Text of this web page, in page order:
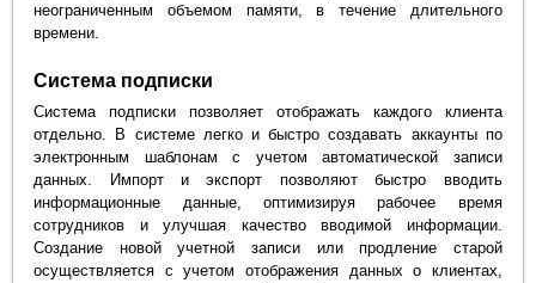
неограниченным объемом памяти, в течение длительного
времени.
Система подписки
Система подписки позволяет отображать каждого клиента
отдельно. В системе легко и быстро создавать аккаунты по
электронным шаблонам с учетом автоматической записи
данных. Импорт и экспорт позволяют быстро вводить
информационные данные, оптимизируя рабочее время
сотрудников и улучшая качество вводимой информации.
Создание новой учетной записи или продление старой
осуществляется с учетом отображения данных о клиентах,